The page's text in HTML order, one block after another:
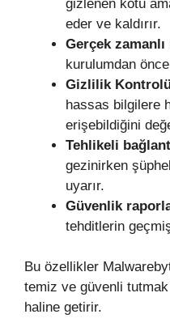
gizlenen kötü
eder ve kaldırır.
Gerçek
kurulumdan
Gizlilik
hassas bilgilere
erişebildiğini
Tehlikeli
gezinirken
uyarır.
Güvenlik
tehditlerin
Bu özellikler
temiz ve güvenli
haline getirir.